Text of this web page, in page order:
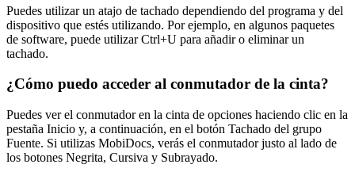
Puedes utilizar un atajo de tachado dependiendo del programa y del
dispositivo que estés utilizando. Por ejemplo, en algunos paquetes
de software, puede utilizar Ctrl+U para añadir o eliminar un
tachado.
¿Cómo puedo acceder al conmutador de la cinta?
Puedes ver el conmutador en la cinta de opciones haciendo clic en la
pestaña Inicio y, a continuación, en el botón Tachado del grupo
Fuente. Si utilizas MobiDocs, verás el conmutador justo al lado de
los botones Negrita, Cursiva y Subrayado.